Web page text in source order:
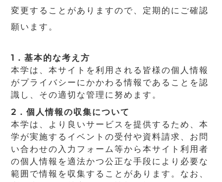
変更することがありますので、定期的にご確認
願います。
1．基本的な考え方
本学は、本サイトを利用される皆様の個人情報
がプライバシーにかかわる情報であることを認
識し、その適切な管理に努めます。
2．個人情報の収集について
本学は、より良いサービスを提供するため、本
学が実施するイベントの受付や資料請求、お問
い合わせの入力フォーム等から本サイト利用者
の個人情報を適法かつ公正な手段により必要な
範囲で情報を収集することがあります。なお、